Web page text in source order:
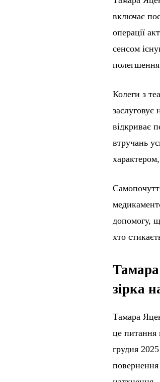
включає
операції
сенсом
Колеги з
заслуговує
відкриває
втручань
допомогу,
хто
Тамара
зірка
Тамара
це питання
грудня